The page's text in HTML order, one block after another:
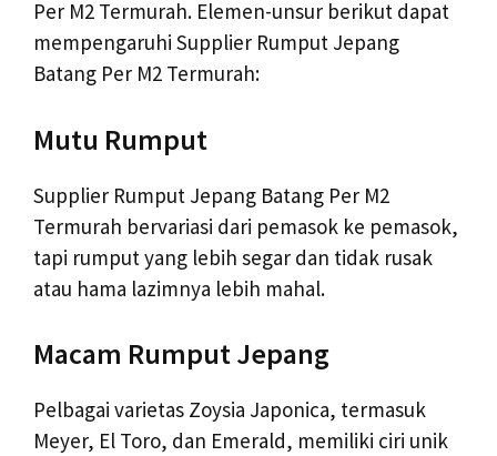
Per M2 Termurah. Elemen-unsur berikut dapat
mempengaruhi Supplier Rumput Jepang
Batang Per M2 Termurah:
Mutu Rumput
Supplier Rumput Jepang Batang Per M2
Termurah bervariasi dari pemasok ke pemasok,
tapi rumput yang lebih segar dan tidak rusak
atau hama lazimnya lebih mahal.
Macam Rumput Jepang
Pelbagai varietas Zoysia Japonica, termasuk
Meyer, El Toro, dan Emerald, memiliki ciri unik